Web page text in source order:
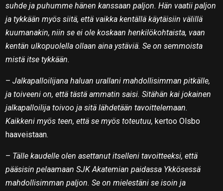
suhde ja puhumme hänen kanssaan paljon. Hän vaatii paljon
ja tykkään myös siitä, että vaikka kentällä käytäisiin välillä
kuumanakin, niin se ei ole koskaan henkilökohtaista, vaan
kentän ulkopuolella ollaan aina ystäviä. Se on semmoista
mistä itse tykkään.
–Jalkapalloilijana haluan urallani mahdollisimman pitkälle,
ja toiveeni on, että tästä ammatin saisi. Sitähän kai jokainen
jalkapalloilija toivoo ja sitä lähdetään tavoittelemaan.
Kaikkeni myös teen, että se myös toteutuu, kertoo Olsbo
haaveistaan.
– Tälle kaudelle olen asettanut itselleni tavoitteeksi, että
pääsisin pelaamaan SJK Akatemian paidassa Ykkösessä
mahdollisimman paljon. Se on mielestäni se isoin ja